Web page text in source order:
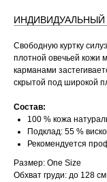
Свободную куртку
плотной овечьей кожи
карманами
скрытой под широкой
Состав:
100 % кожа
Подклад: 55 %
Рекомендуется
Размер: One Size
Обхват груди: до 128 см